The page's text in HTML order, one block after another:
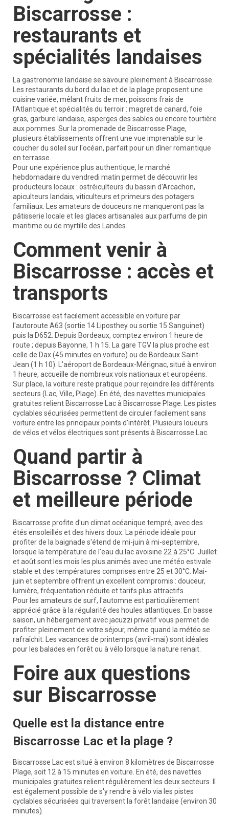
Biscarrosse :
restaurants et
spécialités landaises
La gastronomie landaise se savoure pleinement à Biscarrosse.
Les restaurants du bord du lac et de la plage proposent une
cuisine variée, mêlant fruits de mer, poissons frais de
l'Atlantique et spécialités du terroir : magret de canard, foie
gras, garbure landaise, asperges des sables ou encore tourtière
aux pommes. Sur la promenade de Biscarrosse Plage,
plusieurs établissements offrent une vue imprenable sur le
coucher du soleil sur l'océan, parfait pour un dîner romantique
en terrasse.
Pour une expérience plus authentique, le marché
hebdomadaire du vendredi matin permet de découvrir les
producteurs locaux : ostréiculteurs du bassin d'Arcachon,
apiculteurs landais, viticulteurs et primeurs des potagers
familiaux. Les amateurs de douceurs ne manqueront pas la
pâtisserie locale et les glaces artisanales aux parfums de pin
maritime ou de myrtille des Landes.
Comment venir à
Biscarrosse : accès et
transports
Biscarrosse est facilement accessible en voiture par
l'autoroute A63 (sortie 14 Liposthey ou sortie 15 Sanguinet)
puis la D652. Depuis Bordeaux, comptez environ 1 heure de
route ; depuis Bayonne, 1 h 15. La gare TGV la plus proche est
celle de Dax (45 minutes en voiture) ou de Bordeaux Saint-
Jean (1 h 10). L'aéroport de Bordeaux-Mérignac, situé à environ
1 heure, accueille de nombreux vols nationaux et européens.
Sur place, la voiture reste pratique pour rejoindre les différents
secteurs (Lac, Ville, Plage). En été, des navettes municipales
gratuites relient Biscarrosse Lac à Biscarrosse Plage. Les pistes
cyclables sécurisées permettent de circuler facilement sans
voiture entre les principaux points d'intérêt. Plusieurs loueurs
de vélos et vélos électriques sont présents à Biscarrosse Lac.
Quand partir à
Biscarrosse ? Climat
et meilleure période
Biscarrosse profite d'un climat océanique tempré, avec des
étés ensoleillés et des hivers doux. La période idéale pour
profiter de la baignade s'étend de mi-juin à mi-septembre,
lorsque la température de l'eau du lac avoisine 22 à 25°C. Juillet
et août sont les mois les plus animés avec une météo estivale
stable et des températures comprises entre 25 et 30°C. Mai-
juin et septembre offrent un excellent compromis : douceur,
lumière, fréquentation réduite et tarifs plus attractifs.
Pour les amateurs de surf, l'automne est particulièrement
apprécié grâce à la régularité des houles atlantiques. En basse
saison, un hébergement avec jacuzzi privatif vous permet de
profiter pleinement de votre séjour, même quand la météo se
rafraîchit. Les vacances de printemps (avril-mai) sont idéales
pour les balades en forêt ou à vélo lorsque la nature renait.
Foire aux questions
sur Biscarrosse
Quelle est la distance entre
Biscarrosse Lac et la plage ?
Biscarrosse Lac est situé à environ 8 kilomètres de Biscarrosse
Plage, soit 12 à 15 minutes en voiture. En été, des navettes
municipales gratuites relient régulièrement les deux secteurs. Il
est également possible de s'y rendre à vélo via les pistes
cyclables sécurisées qui traversent la forêt landaise (environ 30
minutes).